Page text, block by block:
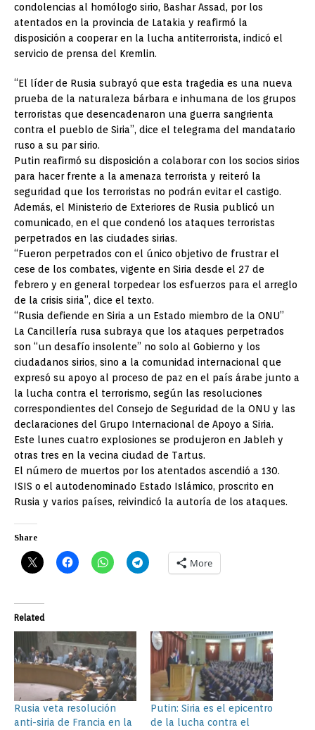
condolencias al homólogo sirio, Bashar Assad, por los
atentados en la provincia de Latakia y reafirmó la
disposición a cooperar en la lucha antiterrorista, indicó el
servicio de prensa del Kremlin.
“El líder de Rusia subrayó que esta tragedia es una nueva
prueba de la naturaleza bárbara e inhumana de los grupos
terroristas que desencadenaron una guerra sangrienta
contra el pueblo de Siria”, dice el telegrama del mandatario
ruso a su par sirio.
Putin reafirmó su disposición a colaborar con los socios sirios
para hacer frente a la amenaza terrorista y reiteró la
seguridad que los terroristas no podrán evitar el castigo.
Además, el Ministerio de Exteriores de Rusia publicó un
comunicado, en el que condenó los ataques terroristas
perpetrados en las ciudades sirias.
“Fueron perpetrados con el único objetivo de frustrar el
cese de los combates, vigente en Siria desde el 27 de
febrero y en general torpedear los esfuerzos para el arreglo
de la crisis siria”, dice el texto.
“Rusia defiende en Siria a un Estado miembro de la ONU”
La Cancillería rusa subraya que los ataques perpetrados
son “un desafío insolente” no solo al Gobierno y los
ciudadanos sirios, sino a la comunidad internacional que
expresó su apoyo al proceso de paz en el país árabe junto a
la lucha contra el terrorismo, según las resoluciones
correspondientes del Consejo de Seguridad de la ONU y las
declaraciones del Grupo Internacional de Apoyo a Siria.
Este lunes cuatro explosiones se produjeron en Jableh y
otras tres en la vecina ciudad de Tartus.
El número de muertos por los atentados ascendió a 130.
ISIS o el autodenominado Estado Islámico, proscrito en
Rusia y varios países, reivindicó la autoría de los ataques.
Share
More
Related
Rusia veta resolución
anti-siria de Francia en la
Putin: Siria es el epicentro
de la lucha contra el